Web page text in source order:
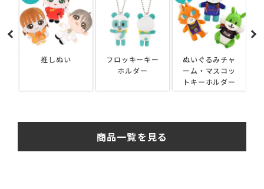
推しぬい
フロッキーキー
ホルダー
ぬいぐるみチャ
ーム・マスコッ
トキーホルダー
商品一覧を見る